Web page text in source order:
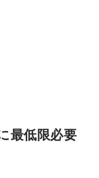
最低限必要